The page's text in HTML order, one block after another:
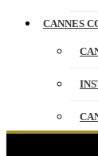
CANNES